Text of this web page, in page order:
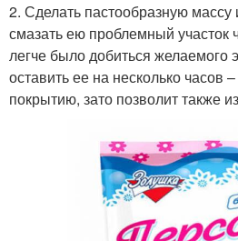
2. Сделать пастообразную массу
смазать ею проблемный участок
легче было добиться
оставить ее на несколько часов
покрытию, зато позволит также